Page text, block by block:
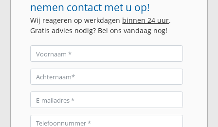
nemen contact met u op!
Wij reageren op werkdagen binnen 24 uur.
Gratis advies nodig? Bel ons vandaag nog!